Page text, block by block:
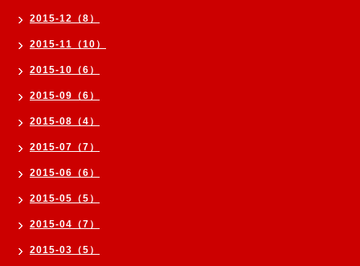
2015-12（8）
2015-11（10）
2015-10（6）
2015-09（6）
2015-08（4）
2015-07（7）
2015-06（6）
2015-05（5）
2015-04（7）
2015-03（5）